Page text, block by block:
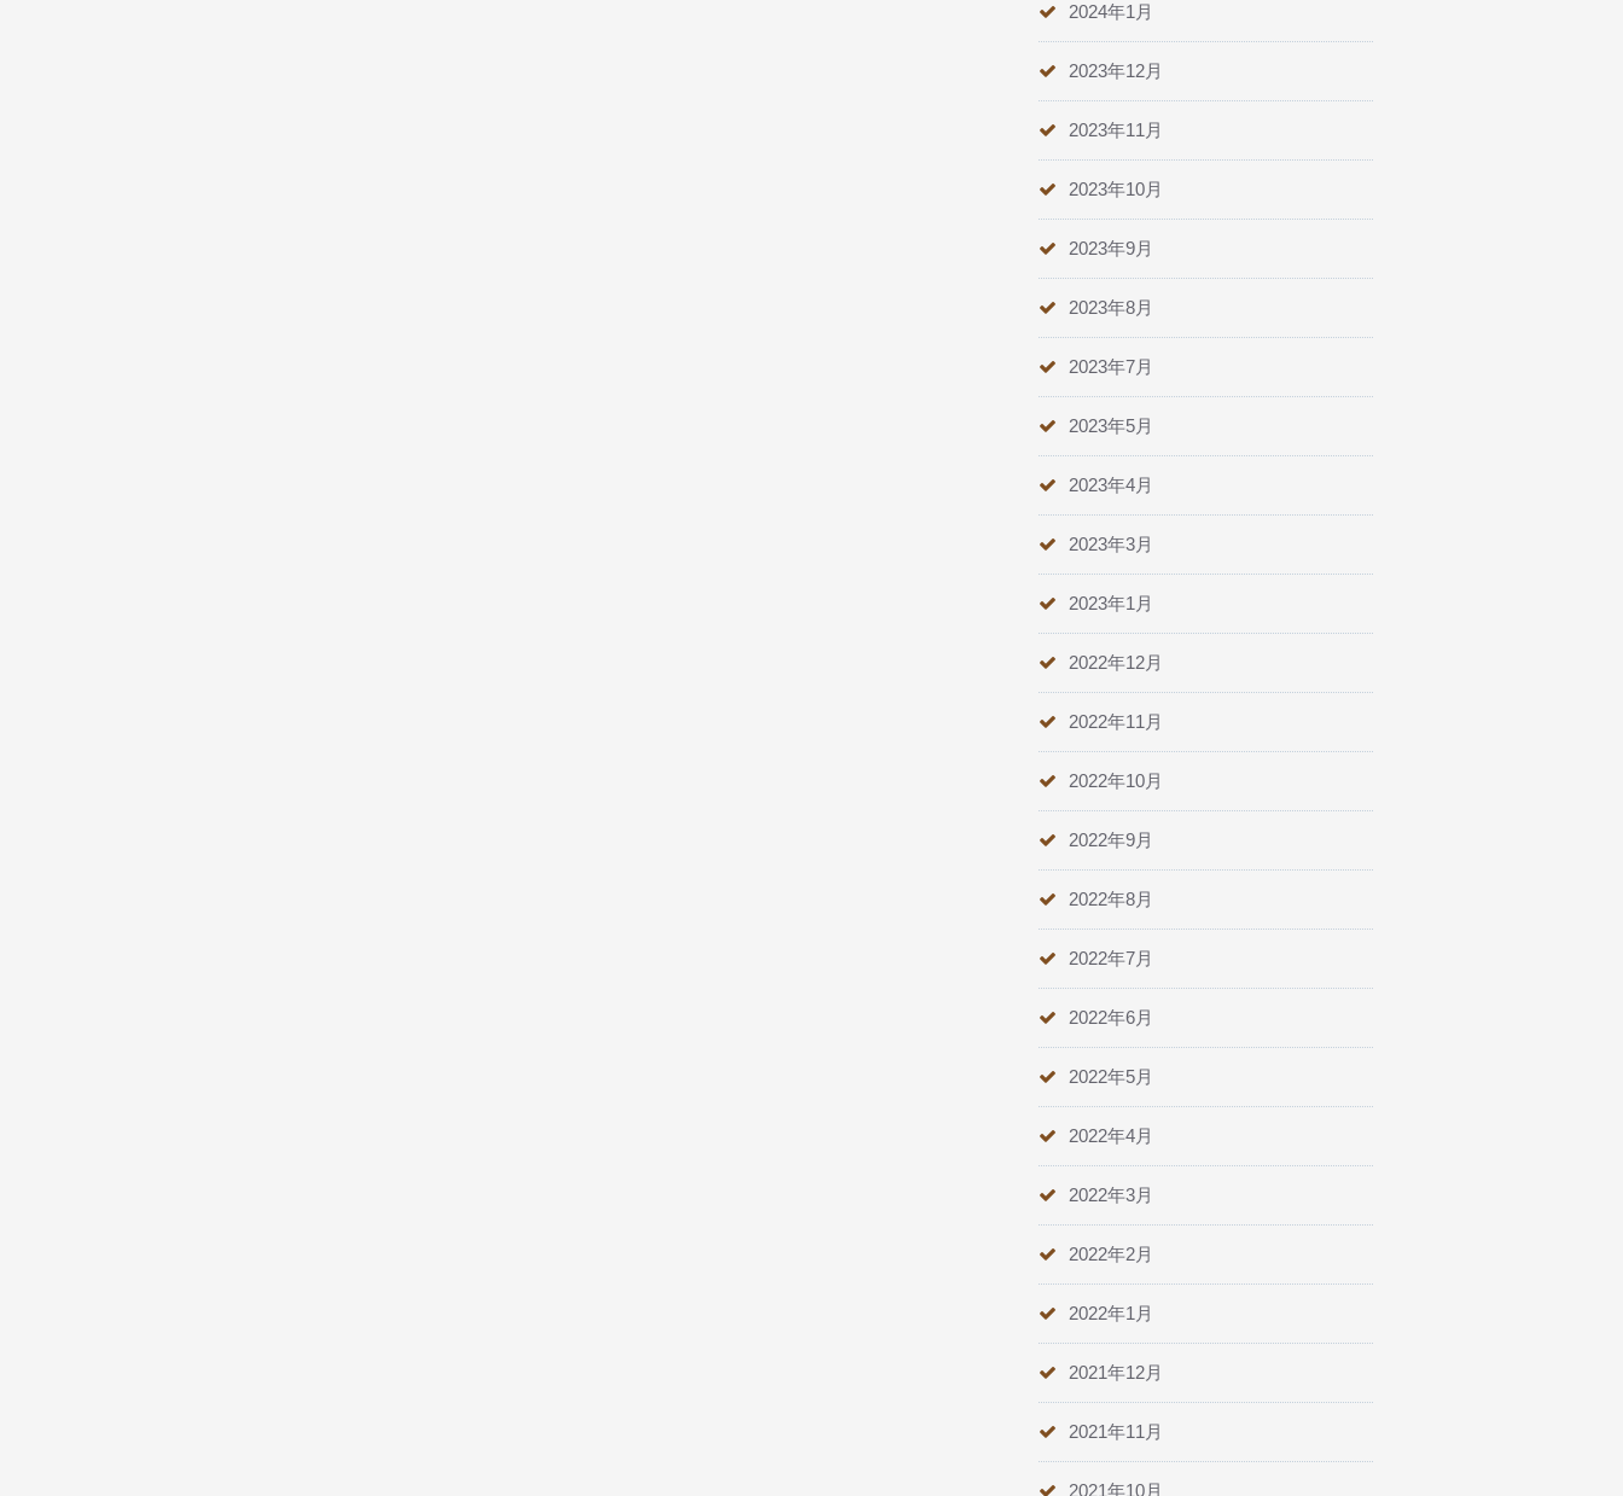
2024年1月
2023年12月
2023年11月
2023年10月
2023年9月
2023年8月
2023年7月
2023年5月
2023年4月
2023年3月
2023年1月
2022年12月
2022年11月
2022年10月
2022年9月
2022年8月
2022年7月
2022年6月
2022年5月
2022年4月
2022年3月
2022年2月
2022年1月
2021年12月
2021年11月
2021年10月